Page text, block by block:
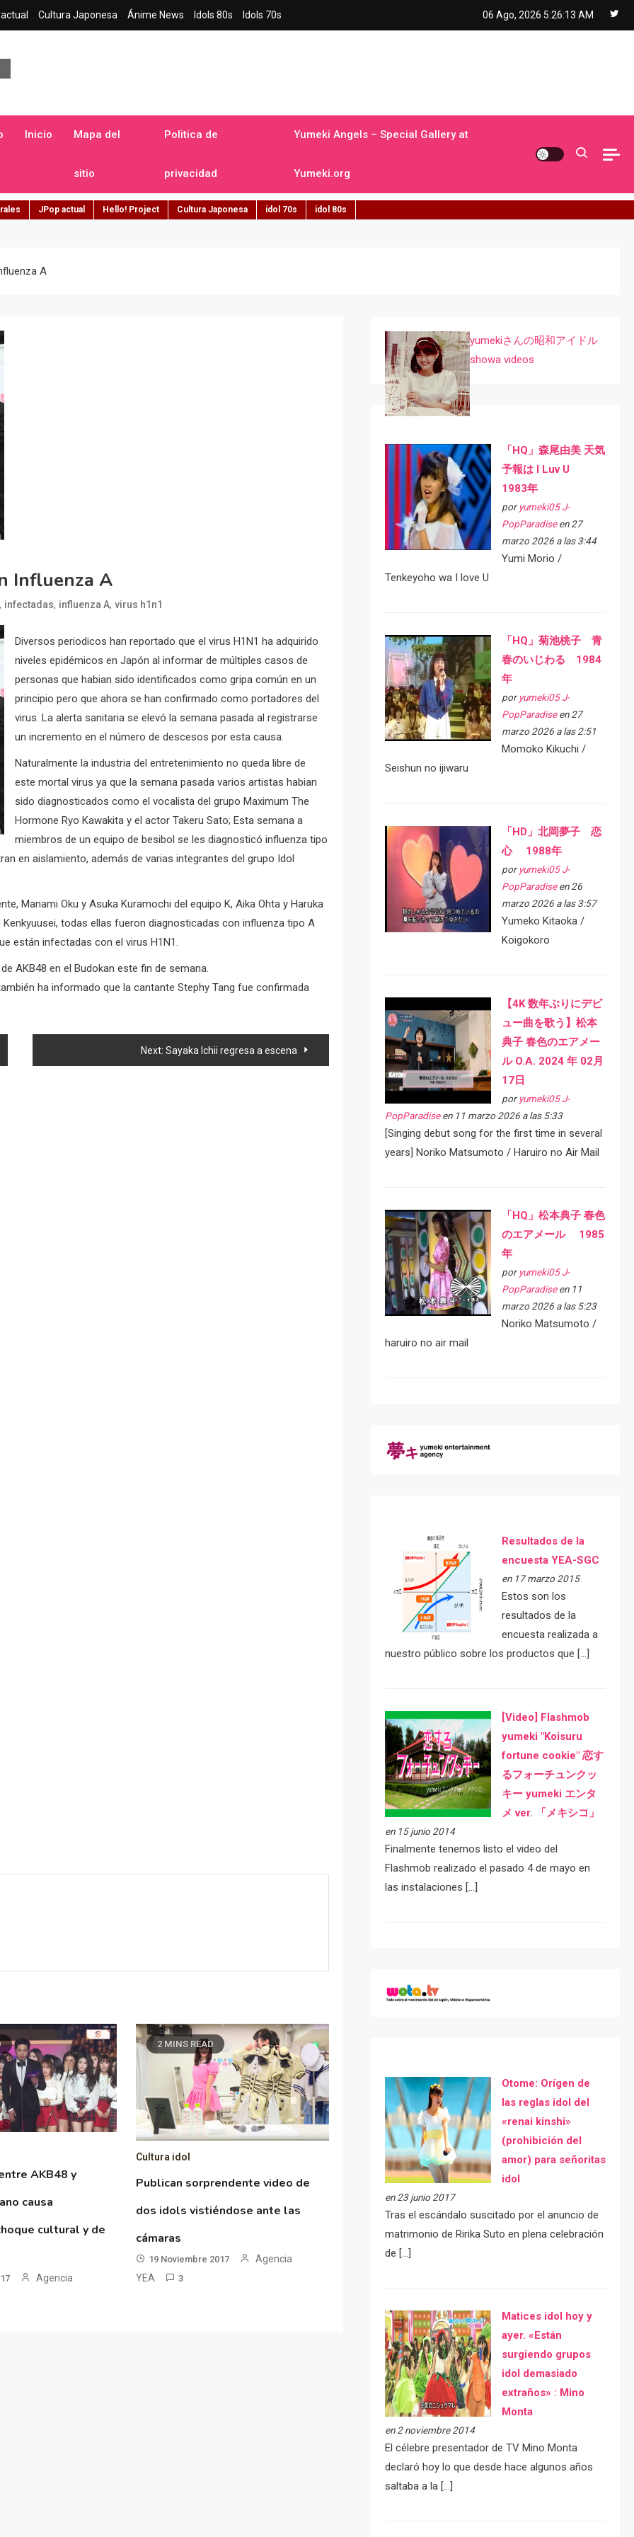
Cultura Japonesa Ánime News Idols 80s Idols 70s 06 Ago, 2026 5:26:14 AM
Inicio Mapa del
sitio
Politica de
privacidad
Yumeki Angels – Special Gallery at
Yumeki.org
JPop actual Hello! Project Cultura Japonesa idol 70s idol 80s
A
Influenza A
, infectadas, influenza A, virus h1n1
Diversos periodicos han reportado que el virus H1N1 ha adquirido
niveles epidémicos en Japón al informar de múltiples casos de
personas que habian sido identificados como gripa común en un
principio pero que ahora se han confirmado como portadores del
virus. La alerta sanitaria se elevó la semana pasada al registrarse
un incremento en el número de descesos por esta causa.
Naturalmente la industria del entretenimiento no queda libre de
este mortal virus ya que la semana pasada varios artistas habian
sido diagnosticados como el vocalista del grupo Maximum The
Hormone Ryo Kawakita y el actor Takeru Sato; Esta semana a
miembros de un equipo de besibol se les diagnosticó influenza tipo
en aislamiento, además de varias integrantes del grupo Idol
Manami Oku y Asuka Kuramochi del equipo K, Aika Ohta y Haruka
todas ellas fueron diagnosticadas con influenza tipo A
están infectadas con el virus H1N1.
AKB48 en el Budokan este fin de semana.
ha informado que la cantante Stephy Tang fue confirmada
Next: Sayaka Ichii regresa a escena
AKB48 y
causa
cultural y de
Agencia
2 MINS READ
Cultura idol
Publican sorprendente video de
dos idols vistiéndose ante las
cámaras
19 Noviembre 2017
Agencia
YEA
3
yumekiさんの昭和アイドル
showa videos
「HQ」森尾由美 天気
予報は I Luv U
1983年
por yumeki05 J-
PopParadiseen 27
marzo 2026 a las 3:44
Yumi Morio /
Tenkeyoho wa I love U
「HQ」菊池桃子 青
春のいじわる 1984
年
por yumeki05 J-
PopParadiseen 27
marzo 2026 a las 2:51
Momoko Kikuchi /
Seishun no ijiwaru
「HD」北岡夢子 恋
心 1988年
por yumeki05 J-
PopParadiseen 26
marzo 2026 a las 3:57
Yumeko Kitaoka /
Koigokoro
【4K 数年ぶりにデビ
ュー曲を歌う】松本
典子 春色のエアメー
ル O.A. 2024 年 02月
17日
por yumeki05 J-
PopParadiseen 11 marzo 2026 a las 5:33
[Singing debut song for the first time in several
years] Noriko Matsumoto / Haruiro no Air Mail
「HQ」松本典子 春色
のエアメール 1985
年
por yumeki05 J-
PopParadiseen 11
marzo 2026 a las 5:23
Noriko Matsumoto /
haruiro no air mail
Resultados de la
encuesta YEA-SGC
en 17 marzo 2015
Estos son los
resultados de la
encuesta realizada a
nuestro público sobre los productos que […]
[Video] Flashmob
yumeki "Koisuru
fortune cookie" 恋す
るフォーチュンクッ
キー yumeki エンタ
メ ver. 「メキシコ」
en 15 junio 2014
Finalmente tenemos listo el video del
Flashmob realizado el pasado 4 de mayo en
las instalaciones […]
Otome: Orígen de
las reglas idol del
«renai kinshi»
(prohibición del
amor) para señoritas
idol
en 23 junio 2017
Tras el escándalo suscitado por el anuncio de
matrimonio de Ririka Suto en plena celebración
de […]
Matices idol hoy y
ayer. «Están
surgiendo grupos
idol demasiado
extraños» : Mino
Monta
en 2 noviembre 2014
El célebre presentador de TV Mino Monta
declaró hoy lo que desde hace algunos años
saltaba a la […]